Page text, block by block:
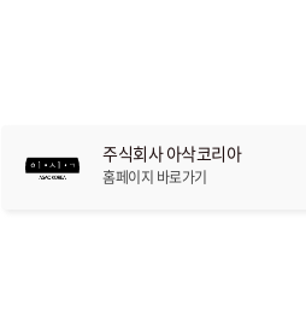
주식회사 아삭코리아
홈페이지 바로가기